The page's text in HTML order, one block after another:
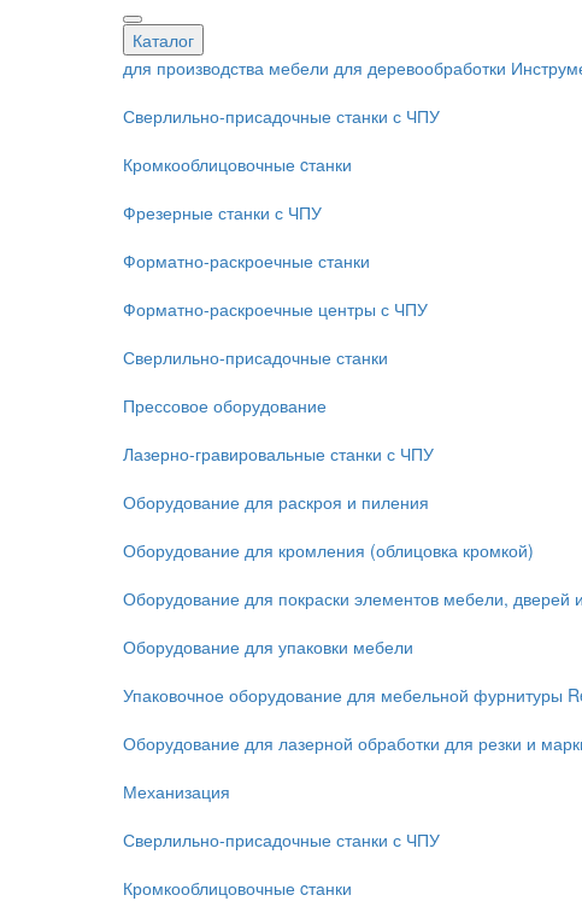
Каталог
для производства мебели для деревообработки
Сверлильно-присадочные станки с ЧПУ
Кромкооблицовочные cтанки
Фрезерные станки с ЧПУ
Форматно-раскроечные станки
Форматно-раскроечные центры с ЧПУ
Сверлильно-присадочные станки
Прессовое оборудование
Лазерно-гравировальные станки с ЧПУ
Оборудование для раскроя и пиления
Оборудование для кромления (облицовка кромкой)
Оборудование для покраски элементов мебели, дверей
Оборудование для упаковки мебели
Упаковочное оборудование для мебельной фурнитуры
Оборудование для лазерной обработки для резки и
Механизация
Сверлильно-присадочные станки с ЧПУ
Кромкооблицовочные cтанки